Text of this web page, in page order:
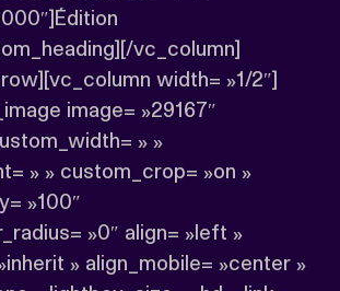
vc_column]
width= »1/2″]
image= »29167″
» »
» » custom_crop= »on »
»100″
»0″ align= »left »
» align_mobile= »center »